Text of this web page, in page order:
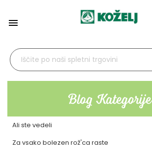

Blog Kategorije
Ali ste vedeli
Za vsako bolezen rož'ca raste